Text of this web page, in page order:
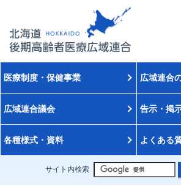
医療制度・保健事業 広域連合
広域連合議会 告示・掲
各種様式・資料 よくある
サイト内検索